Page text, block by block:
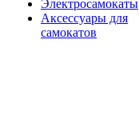
Электросамокаты
Аксессуары для
самокатов